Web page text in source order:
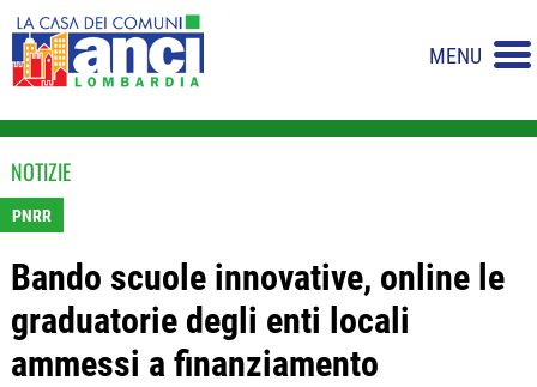
MENU
NOTIZIE
PNRR
Bando scuole innovative, online le
graduatorie degli enti locali
ammessi a finanziamento